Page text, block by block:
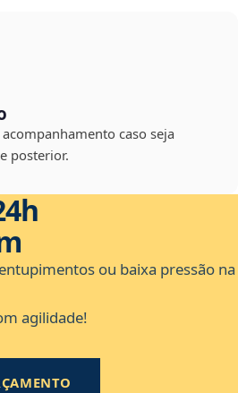
caso seja
posterior.
ou baixa pressão na
agilidade!